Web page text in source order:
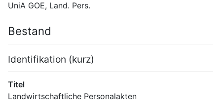
UniA GOE, Land. Pers.
Bestand
Identifikation (kurz)
Titel
Landwirtschaftliche Personalakten